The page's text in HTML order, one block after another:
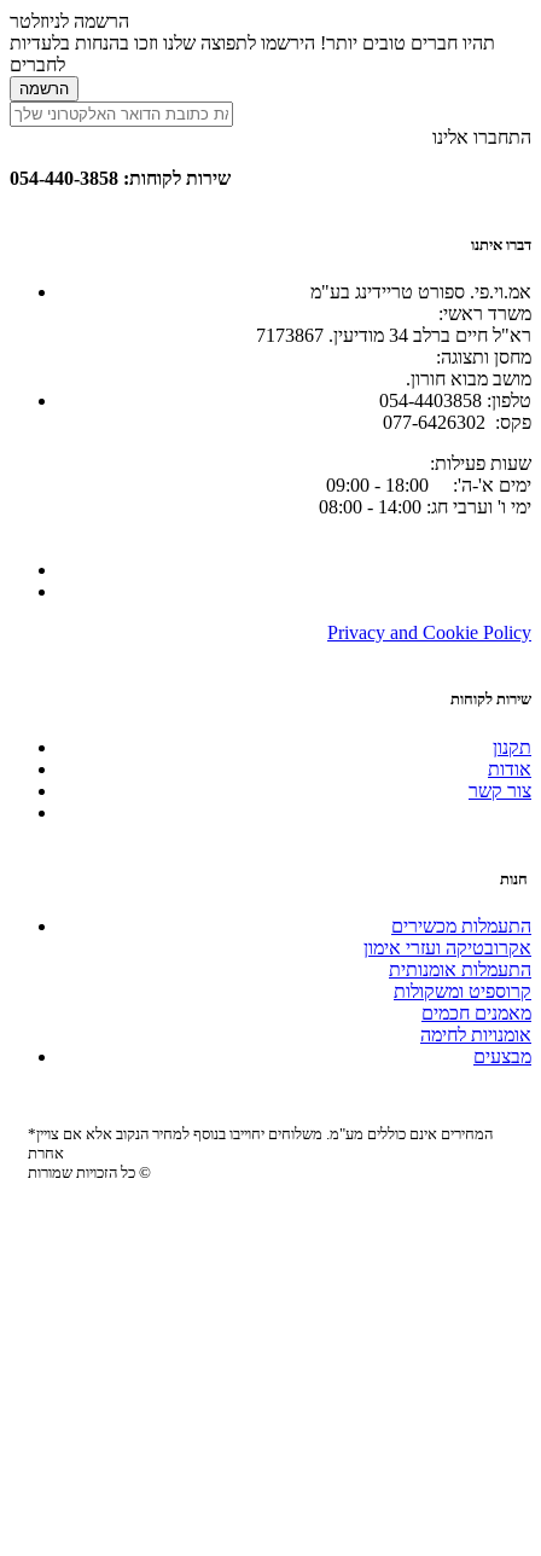
הרשמה לניוזלטר
תהיו חברים טובים יותר! הירשמו לתפוצה שלנו וזכו בהנחות בלעדיות
לחברים
הרשמה
התחברו אלינו
שירות לקוחות: 054-440-3858
דברו איתנו
אמ.וי.פי. ספורט טריידינג בע"מ
:משרד ראשי
רא"ל חיים ברלב 34 מודיעין. 7173867
:מחסן ותצוגה
.מושב מבוא חורון
054-4403858 :טלפון
077-6426302 :פקס
:שעות פעילות
ימים א'-ה': 18:00 - 09:00
ימי ו' וערבי חג: 14:00 - 08:00
Privacy and Cookie Policy
שירות לקוחות
תקנון
אודות
צור קשר
התעמלות מכשירים
אקרובטיקה ועזרי אימון
התעמלות אומנותית
קרוספיט ומשקולות
מאמנים חכמים
אומנויות לחימה
מבצעים
*המחירים אינם כוללים מע"מ. משלוחים יחוייבו בנוסף למחיר הנקוב אלא אם צויין
אחרת
כל הזכויות שמורות ©